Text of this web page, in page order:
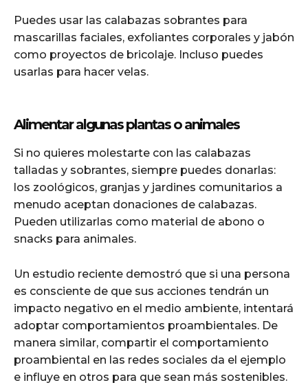
Puedes usar las calabazas sobrantes para
mascarillas faciales, exfoliantes corporales y jabón
como proyectos de bricolaje. Incluso puedes
usarlas para hacer velas.
Alimentar algunas plantas o animales
Si no quieres molestarte con las calabazas
talladas y sobrantes, siempre puedes donarlas:
los zoológicos, granjas y jardines comunitarios a
menudo aceptan donaciones de calabazas.
Pueden utilizarlas como material de abono o
snacks para animales.
Un estudio reciente demostró que si una persona
es consciente de que sus acciones tendrán un
impacto negativo en el medio ambiente, intentará
adoptar comportamientos proambientales. De
manera similar, compartir el comportamiento
proambiental en las redes sociales da el ejemplo
e influye en otros para que sean más sostenibles.